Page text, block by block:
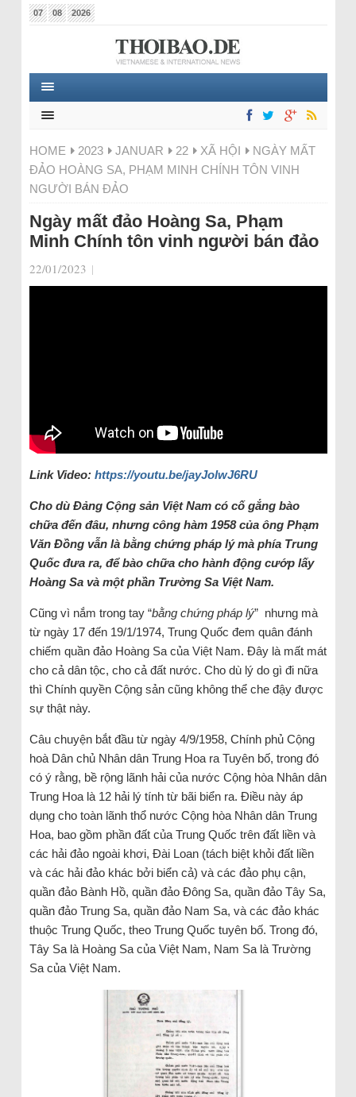
07 08 2026
HOME 2023 JANUAR 22 XÃ HỘI
NGÀY MẤT
ĐẢO HOÀNG SA, PHẠM MINH CHÍNH TÔN VINH
NGƯỜI BÁN ĐẢO
Ngày mất đảo Hoàng Sa, Phạm
Minh Chính tôn vinh người bán đảo
22/01/2023 |
Link Video: https://youtu.be/jayJolwJ6RU
Cho dù Đảng Cộng sản Việt Nam có cố gắng bào
chữa đến đâu, nhưng công hàm 1958 của ông Phạm
Văn Đồng vẫn là bằng chứng pháp lý mà phía Trung
Quốc đưa ra, để bào chữa cho hành động cướp lấy
Hoàng Sa và một phần Trường Sa Việt Nam.
Cũng vì nắm trong tay “bằng chứng pháp lý” nhưng mà
từ ngày 17 đến 19/1/1974, Trung Quốc đem quân đánh
chiếm quần đảo Hoàng Sa của Việt Nam. Đây là mất mát
cho cả dân tộc, cho cả đất nước. Cho dù lý do gì đi nữa
thì Chính quyền Cộng sản cũng không thể che đậy được
sự thật này.
Câu chuyện bắt đầu từ ngày 4/9/1958, Chính phủ Cộng
hoà Dân chủ Nhân dân Trung Hoa ra Tuyên bố, trong đó
có ý rằng, bề rộng lãnh hải của nước Cộng hòa Nhân dân
Trung Hoa là 12 hải lý tính từ bãi biển ra. Điều này áp
dụng cho toàn lãnh thổ nước Cộng hòa Nhân dân Trung
Hoa, bao gồm phần đất của Trung Quốc trên đất liền và
các hải đảo ngoài khơi, Đài Loan (tách biệt khỏi đất liền
và các hải đảo khác bởi biển cả) và các đảo phụ cận,
quần đảo Bành Hồ, quần đảo Đông Sa, quần đảo Tây Sa,
quần đảo Trung Sa, quần đảo Nam Sa, và các đảo khác
thuộc Trung Quốc, theo Trung Quốc tuyên bố. Trong đó,
Tây Sa là Hoàng Sa của Việt Nam, Nam Sa là Trường
Sa của Việt Nam.